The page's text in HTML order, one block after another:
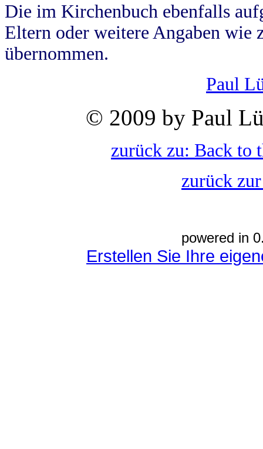
Die im Kirchenbuch ebenfalls
Eltern oder weitere Angaben wie
übernommen.
Paul
© 2009 by Paul
zurück zu: Back to
zurück
powered in
Erstellen Sie Ihre